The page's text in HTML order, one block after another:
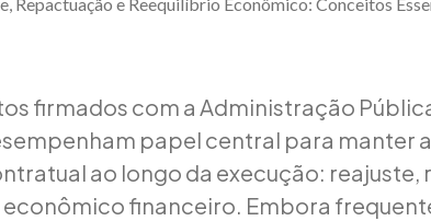
Repactuação e Reequilíbrio Econômico: Conceitos
firmados com a Administração
papel central para manter
ao longo da execução: reajuste,
financeiro. Embora